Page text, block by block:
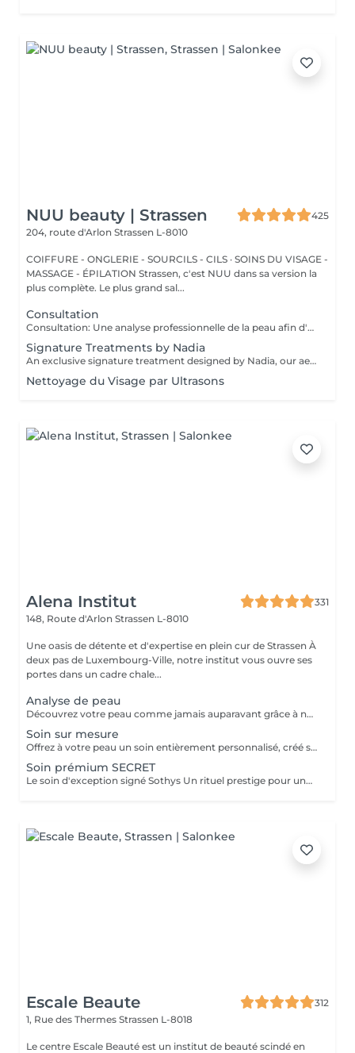
NUU beauty | Strassen
425
204, route d'Arlon Strassen L-8010
COIFFURE - ONGLERIE - SOURCILS - CILS · SOINS DU VISAGE -
MASSAGE - ÉPILATION Strassen, c'est NUU dans sa version la
plus complète. Le plus grand sal...
Consultation
Consultation: Une analyse professionnelle de la peau afin d'évaluer son état, de discuter de vos préoccupations et de recommander les traitements ainsi que la routine de soins à domicile les plus adaptés. Consultation & Premier Soin: Une analyse professionnelle de la peau afin d'évaluer son état, de discuter de vos préoccupations et de recommander les traitements ainsi que la routine de soins à domicile les plus adaptés. Suivie d'un soin personnalisé conçu pour répondre aux besoins immédiats de votre peau. Le prix dépendra du type de procédure réalisée.
Signature Treatments by Nadia
An exclusive signature treatment designed by Nadia, our aesthetician, for the delicate eye and neck area. It delivers intensive hydration and improves skin elasticity, helping to restore firmness, smoothness, and a visibly refreshed appearance. The treatment helps reduce the appearance of fine lines, provides a gentle brightening effect around the eyes, and creates a natural lifting result for a more rested and youthful look. Another combination is eye- and neck-intensive hydration with a full facial treatment. This combination is ideal for clients seeking full-face care and an instantly refreshed, healthy look.
Nettoyage du Visage par Ultrasons
Alena Institut
331
148, Route d'Arlon Strassen L-8010
Une oasis de détente et d'expertise en plein cur de Strassen À
deux pas de Luxembourg-Ville, notre institut vous ouvre ses
portes dans un cadre chale...
Analyse de peau
Découvrez votre peau comme jamais auparavant grâce à notre diagnostic cutané avancé. À l'aide d'un analyseur professionnel et de l'oeil expert de votre esthéticienne, nous évaluons différents paramètres essentiels tels que l'hydratation, le sébum, la profondeur des rides , l'état de votre barrière cutané et beaucoup d'autre mesures afin d'obtenir une vision précise de l'état de votre peau. Cette analyse nous permet de cibler vos besoins réels et de vous orienter vers les soins et les produits les plus adaptés pour optimiser vos résultats. Un véritable point de départ pour construire une routine beauté efficace et personnalisée. Diagnostic offert lorsqu'il est réalisé dans le cadre d'un soin ou à l'achat de produits.
Soin sur mesure
Offrez à votre peau un soin entièrement personnalisé, créé sur mesure par votre experte Sothys selon ses besoins du moment. Grâce à un analyseur professionnel et à l'il expert de votre esthéticienne, nous évaluons différents paramètres essentiels : hydratation, sébum, profondeur des rides, état de la barrière cutanée et bien d'autres mesures. Ce diagnostic précis permet d'identifier les besoins réels de votre peau et d'adapter chaque étape du soin : nettoyage profond, exfoliation ciblée, modelage expert, masque haute performance et sélection d'actifs Sothys selon votre objectif hydratation, éclat, apaisement, anti-âge ou pureté. Un seul soin, des milliers de possibilités, pour rééquilibrer votre peau et révéler un teint plus lumineux, plus lisse et plus uniforme dès la première séance. Un véritable point de départ pour construire une routine beauté efficace, avec des soins et des produits parfaitement adaptés à votre peau.
Soin prémium SECRET
Le soin d'exception signé Sothys Un rituel prestige pour une transformation visible de la peau et une expérience sensorielle incomparable. Ce soin d'exception combine des manoeuvres expertes Sothys, des textures nobles, un double modelage visage sur-mesure et un masque haute performance pour lisser, repulper et illuminer intensément la peau. Grâce à une séquence unique de gestes précis et enveloppants, le Rituel Secret offre un moment de lâcher-prise total et des résultats visibles dès la première séance : peau éclatante, lissée, revitalisée et profondément nourrie. Un soin rare, élégant, pensé pour les clientes exigeantes qui recherchent : - une expérience prémium, - des résultats anti-âge visibles rapidement, - un moment d'exception, hors du temps, réservé aux instituts experts Sothys.
Escale Beaute
312
1, Rue des Thermes Strassen L-8018
Le centre Escale Beauté est un institut de beauté scindé en